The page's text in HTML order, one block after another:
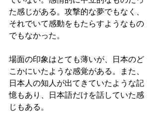
た感じがある。攻撃的な夢でもなく、
それでいて感動をもたらすようなもの
でもなかった。
場面の印象はとても薄いが、日本のど
こかにいたような感覚がある。また、
日本人の知人が出てきていたような記
憶もあり、日本語だけを話していた感
じもある。